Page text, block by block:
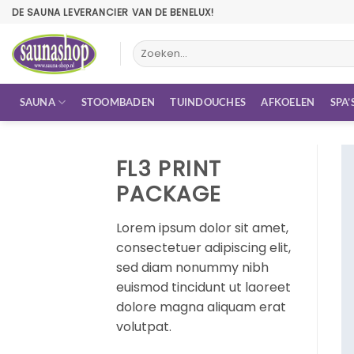
Ga
inhoud
DE SAUNA LEVERANCIER VAN DE BENELUX!
Zoeken
naar:
SAUNA STOOMBADEN TUINDOUCHES AFKOELEN
FL3 PRINT
PACKAGE
Lorem ipsum dolor sit amet,
consectetuer adipiscing elit,
sed diam nonummy nibh
euismod tincidunt ut laoreet
dolore magna aliquam erat
volutpat.